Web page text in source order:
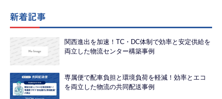
新着記事
関西進出を加速！TC・DC体制で効率と安定供給を
両立した物流センター構築事例
専属便で配車負担と環境負荷を軽減！効率とエコ
を両立した物流の共同配送事例